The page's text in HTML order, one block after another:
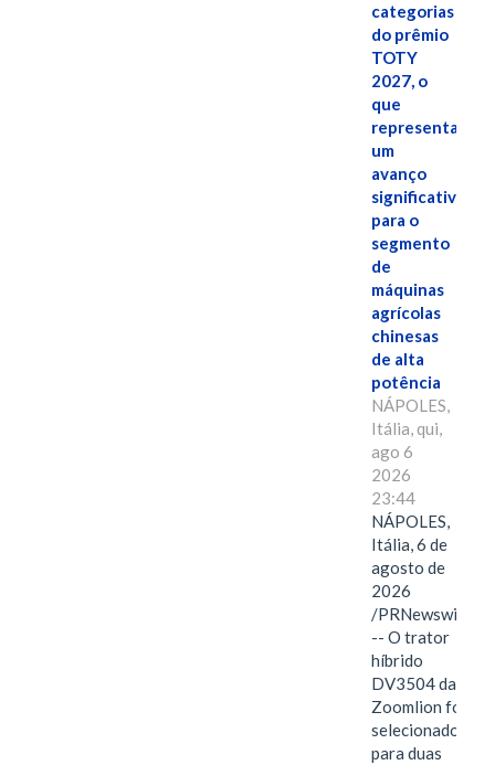
categorias
do prêmio
TOTY
2027, o
que
representa
um
avanço
significativo
para o
segmento
de
máquinas
agrícolas
chinesas
de alta
potência
NÁPOLES,
Itália, qui,
ago 6
2026
23:44
NÁPOLES,
Itália, 6 de
agosto de
2026
/PRNewswire/
-- O trator
híbrido
DV3504 da
Zoomlion foi
selecionado
para duas